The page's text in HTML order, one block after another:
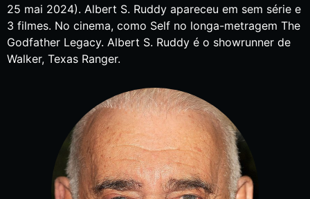
25 mai 2024). Albert S. Ruddy apareceu em sem série e
3 filmes. No cinema, como Self no longa-metragem The
Godfather Legacy. Albert S. Ruddy é o showrunner de
Walker, Texas Ranger.